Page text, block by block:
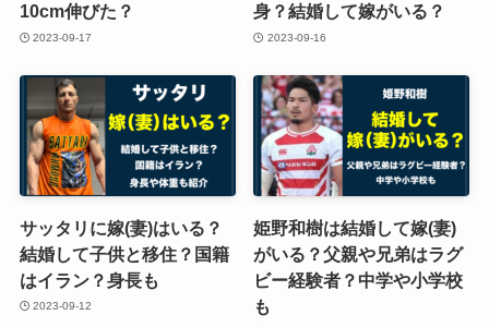
10cm伸びた？
2023-09-17
身？結婚して嫁がいる？
2023-09-16
サッタリに嫁(妻)はいる？
結婚して子供と移住？国籍
はイラン？身長も
2023-09-12
姫野和樹は結婚して嫁(妻)
がいる？父親や兄弟はラグ
ビー経験者？中学や小学校
も